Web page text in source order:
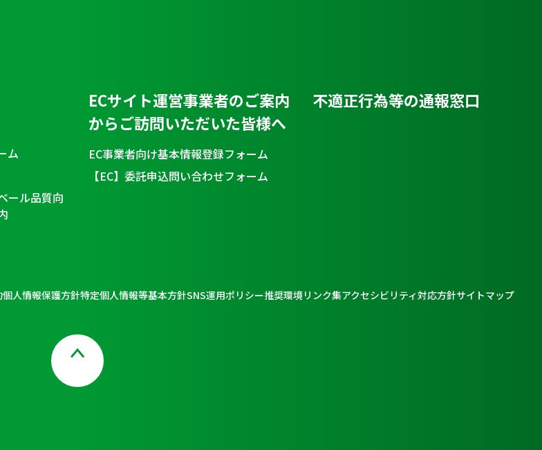
ム
ール品質向
ECサイト運営事業者のご案内
からご訪問いただいた皆様へ
EC事業者向け基本情報登録フォーム
【EC】委託申込問い合わせフォーム
不適正行為等の通報窓口
個人情報保護方針特定個人情報等基本方針SNS運用ポリシー推奨環境リンク集アクセシビリティ対応方針サイトマップ